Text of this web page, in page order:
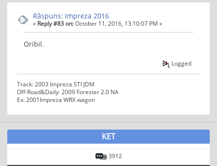
Rãspuns: Impreza 2016
« Reply #83 on:October 11, 2016, 13:10:07 PM »
Oribil.
Logged
Track: 2003 Impreza STI JDM
Off-Road&Daily: 2009 Forester 2.0 NA
Ex: 2001Impreza WRX wagon
KET
3912